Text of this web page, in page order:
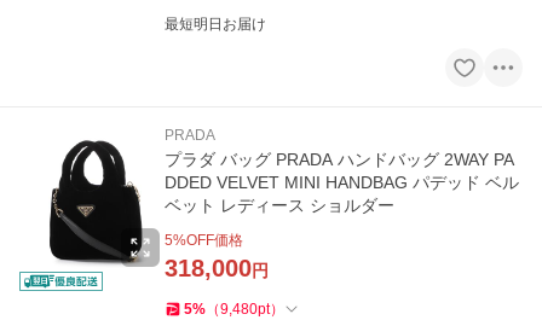
最短明日お届け
PRADA
プラダ バッグ PRADA ハンドバッグ 2WAY PA
DDED VELVET MINI HANDBAG パデッド ベル
ベット レディース ショルダー
5%OFF価格
318,000円
5% （9,480pt）